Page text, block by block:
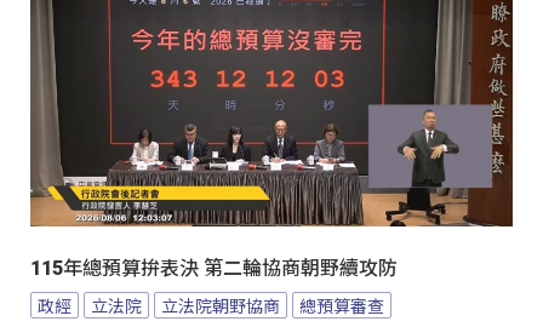
115年總預算拚表決 第二輪協商朝野續攻防
政經 立法院 立法院朝野協商 總預算審查